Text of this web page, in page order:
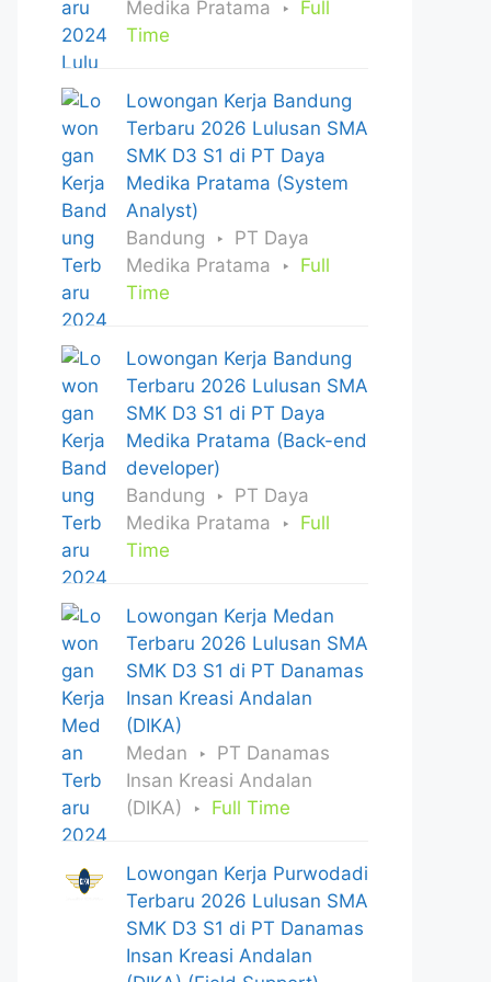
Medika Pratama
Full
Time
Lowongan Kerja Bandung
Terbaru 2026 Lulusan SMA
SMK D3 S1 di PT Daya
Medika Pratama (System
Analyst)
Bandung
PT Daya
Medika Pratama
Full
Time
Lowongan Kerja Bandung
Terbaru 2026 Lulusan SMA
SMK D3 S1 di PT Daya
Medika Pratama (Back-end
developer)
Bandung
PT Daya
Medika Pratama
Full
Time
Lowongan Kerja Medan
Terbaru 2026 Lulusan SMA
SMK D3 S1 di PT Danamas
Insan Kreasi Andalan
(DIKA)
Medan
PT Danamas
Insan Kreasi Andalan
(DIKA)
Full Time
Lowongan Kerja Purwodadi
Terbaru 2026 Lulusan SMA
SMK D3 S1 di PT Danamas
Insan Kreasi Andalan